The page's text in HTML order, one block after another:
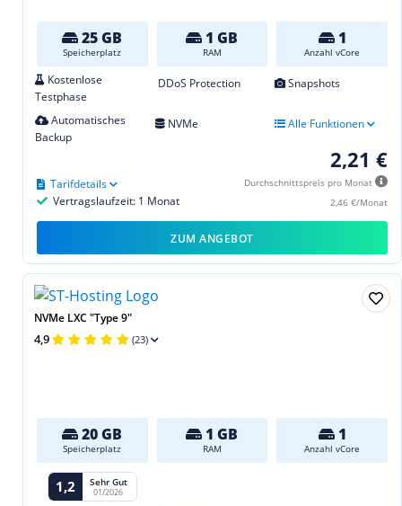
25 GB
Speicherplatz
1 GB
RAM
1
Anzahl vCore
Kostenlose
Testphase
DDoS Protection Snapshots
Automatisches
Backup
NVMe Alle Funktionen
2,21 €
Durchschnittspreis pro Monat
2,46 €/Monat
Vertragslaufzeit: 1 Monat
Tarifdetails
ZUM ANGEBOT
NVMe LXC "Type 9"
4,9 (23)
20 GB
Speicherplatz
1 GB
RAM
1
Anzahl vCore
1,2 Sehr Gut
01/2026